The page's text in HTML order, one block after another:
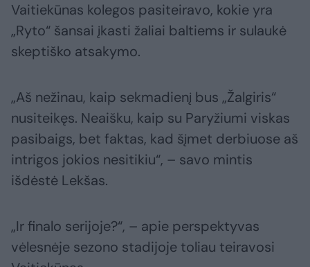
Vaitiekūnas kolegos pasiteiravo, kokie yra
„Ryto“ šansai įkasti žaliai baltiems ir sulaukė
skeptiško atsakymo.
„Aš nežinau, kaip sekmadienį bus „Žalgiris“
nusiteikęs. Neaišku, kaip su Paryžiumi viskas
pasibaigs, bet faktas, kad šįmet derbiuose aš
intrigos jokios nesitikiu“, – savo mintis
išdėstė Lekšas.
„Ir finalo serijoje?“, – apie perspektyvas
vėlesnėje sezono stadijoje toliau teiravosi